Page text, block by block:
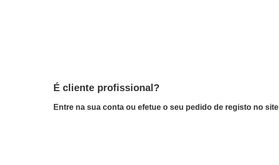
É cliente profissional?
Entre na sua conta ou efetue o seu pedido de registo no site